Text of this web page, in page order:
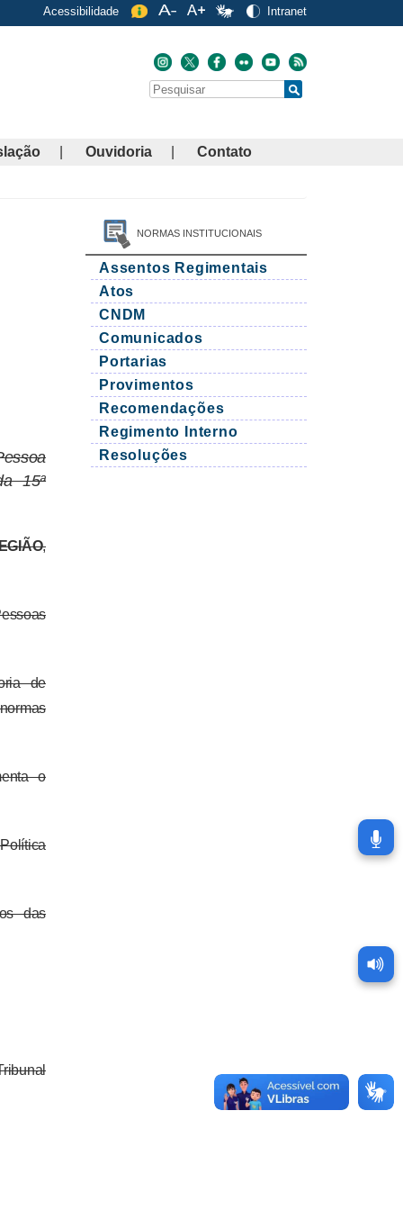
Acessibilidade Intranet
Buscar
Search
Ouvidoria Contato
15ª
,
de
o
das
NORMAS INSTITUCIONAIS
Assentos Regimentais
Atos
CNDM
Comunicados
Portarias
Provimentos
Recomendações
Regimento Interno
Resoluções